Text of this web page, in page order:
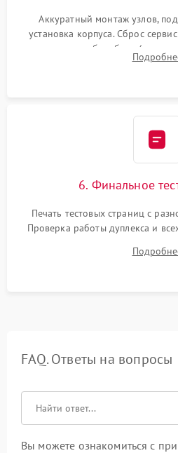
Аккуратный монтаж узлов,
установка корпуса. Сброс
счетчиков абсорбера
обновление прошивки и
6. Финальное
Печать тестовых страниц с
Проверка работы дуплекса и
качества запекания тонера и
изображения перед выдачей
FAQ. Ответы на вопросы
Вы можете ознакомиться с